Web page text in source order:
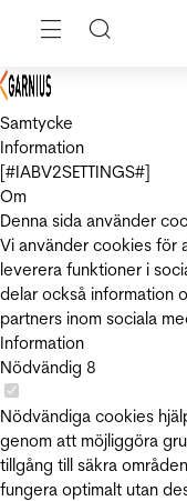
Samtycke
Information
[#IABV2SETTINGS#]
Om
Denna sida använder
Vi använder cookies för
leverera funktioner i
delar också information
partners inom sociala
Information
Nödvändig 8
Nödvändiga cookies
genom att möjliggöra
tillgång till säkra
fungera optimalt utan